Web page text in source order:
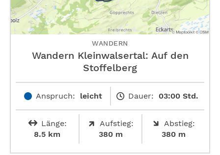
WANDERN
Wandern Kleinwalsertal: Auf den
Stoffelberg
Anspruch: leicht Dauer: 03:00 Std.
Länge:
8.5 km
Aufstieg:
380 m
Abstieg:
380 m